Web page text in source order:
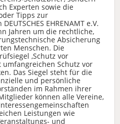
Experten sowie die
Tipps zur
EHRENAMT e.V.
Jahren um die rechtliche,
Absicherung
Menschen. Die
‚Schutz vor
umfangreichen Schutz vor
Das Siegel steht für die
und persönliche
im Rahmen ihrer
können alle Vereine,
Leistungen wie
und